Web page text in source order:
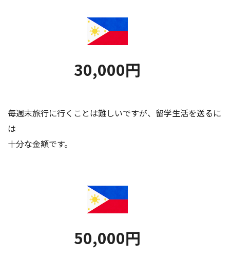
30,000円
毎週末旅行に行くことは難しいですが、留学生活を送るに
は
十分な金額です。
50,000円